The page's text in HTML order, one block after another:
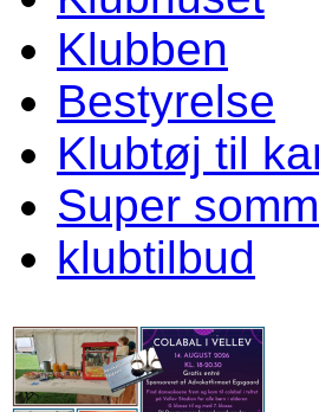
Klubben
Bestyrelse
Klubtøj til
Super
klubtilbud